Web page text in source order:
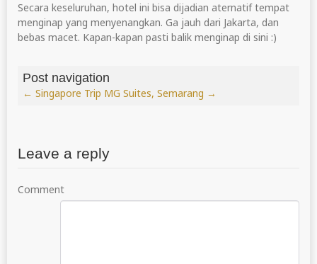
Secara keseluruhan, hotel ini bisa dijadian aternatif tempat
menginap yang menyenangkan. Ga jauh dari Jakarta, dan
bebas macet. Kapan-kapan pasti balik menginap di sini :)
Post navigation
← Singapore Trip MG Suites, Semarang →
Leave a reply
Comment